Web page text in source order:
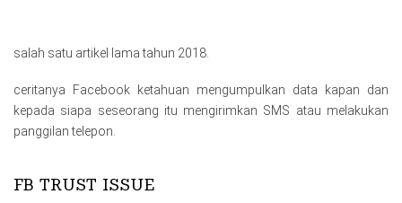
salah satu artikel lama tahun 2018.
ceritanya Facebook ketahuan mengumpulkan data kapan dan
kepada siapa seseorang itu mengirimkan SMS atau melakukan
panggilan telepon.
FB TRUST ISSUE